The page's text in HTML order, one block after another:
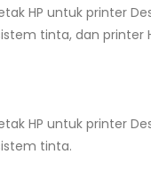
HP untuk printer
tinta, dan
HP untuk printer
tinta.